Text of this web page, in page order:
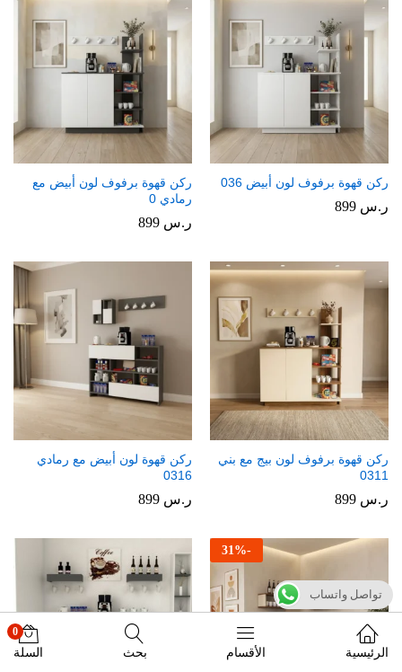
ركن قهوة برفوف لون أبيض 036
ر.س
ركن قهوة برفوف لون أبيض مع
رمادي 0
ر.س
ركن قهوة برفوف لون بيج مع بني
0311
ر.س
ركن قهوة لون أبيض مع رمادي
0316
ر.س
-
31 %
الرئيسية الأقسام بحث
0
السلة
تواصل واتساب